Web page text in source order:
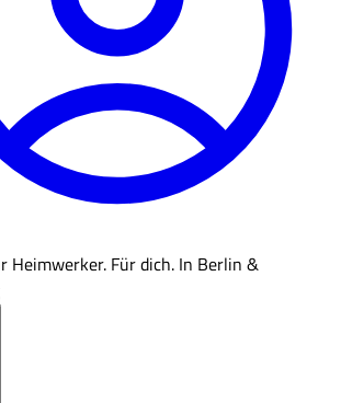
Heimwerker. Für dich. In Berlin &